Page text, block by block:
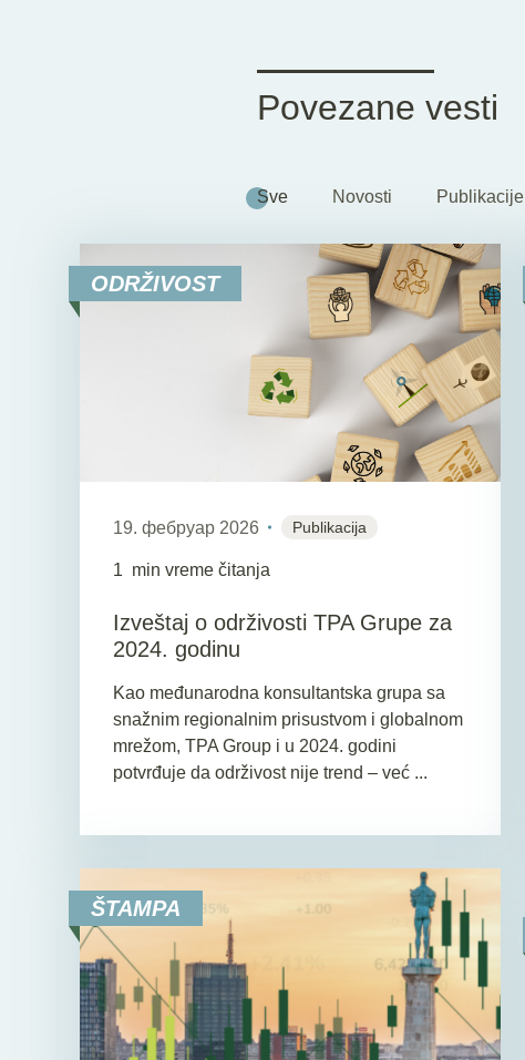
Povezane vesti
Sve Novosti Publikacije
ODRŽIVOST
19. фебруар 2026 Publikacija
1 min vreme čitanja
Izveštaj o održivosti TPA Grupe za
2024. godinu
Kao međunarodna konsultantska grupa sa
snažnim regionalnim prisustvom i globalnom
mrežom, TPA Group i u 2024. godini
potvrđuje da održivost nije trend – već ...
ŠTAMPA